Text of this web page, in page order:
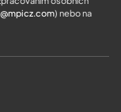
) nebo na